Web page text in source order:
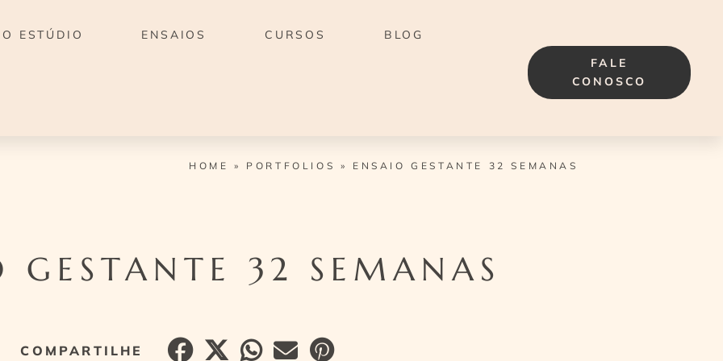
O ESTÚDIO ENSAIOS CURSOS
BLOG
FALE
CONOSCO
HOME » PORTFOLIOS » ENSAIO GESTANTE 32 SEMANAS
GESTANTE 32 SEMANAS